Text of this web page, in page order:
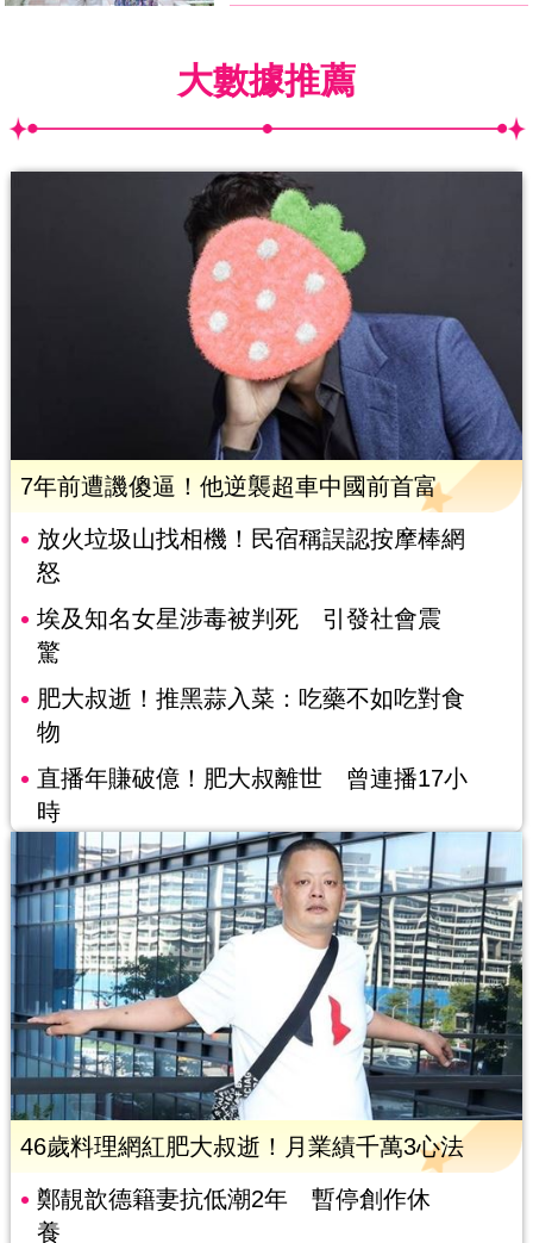
大數據推薦
7年前遭譏傻逼！他逆襲超車中國前首富
放火垃圾山找相機！民宿稱誤認按摩棒網
怒
埃及知名女星涉毒被判死 引發社會震
驚
肥大叔逝！推黑蒜入菜：吃藥不如吃對食
物
直播年賺破億！肥大叔離世 曾連播17小
時
46歲料理網紅肥大叔逝！月業績千萬3心法
鄭靚歆德籍妻抗低潮2年 暫停創作休
養